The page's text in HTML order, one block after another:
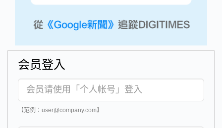
会员登入
【范例：user@company.com】